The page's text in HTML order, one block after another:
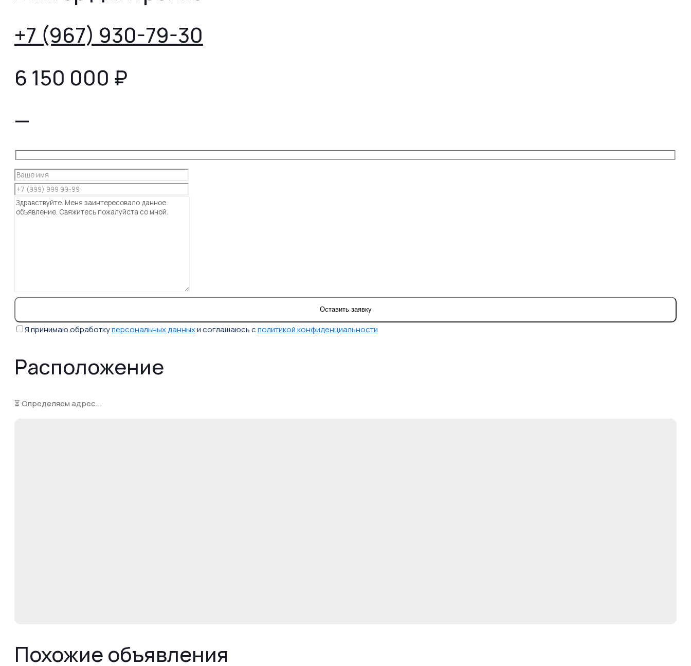
+7 (967) 930-79-30
6 150 000 ₽
—
Я принимаю обработкуперсональных данныхи соглашаюсь сполитикой конфиденциальности
Расположение
⏳ Определяем адрес...
Похожие объявления